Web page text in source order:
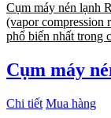
Cụm máy nén lạnh
(vapor
phổ biến nhất trong
Cụm máy
Chi tiết Mua hàng